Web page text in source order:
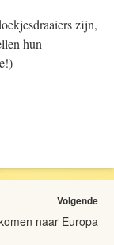
zijn,
hun
Volgende
naar Europa